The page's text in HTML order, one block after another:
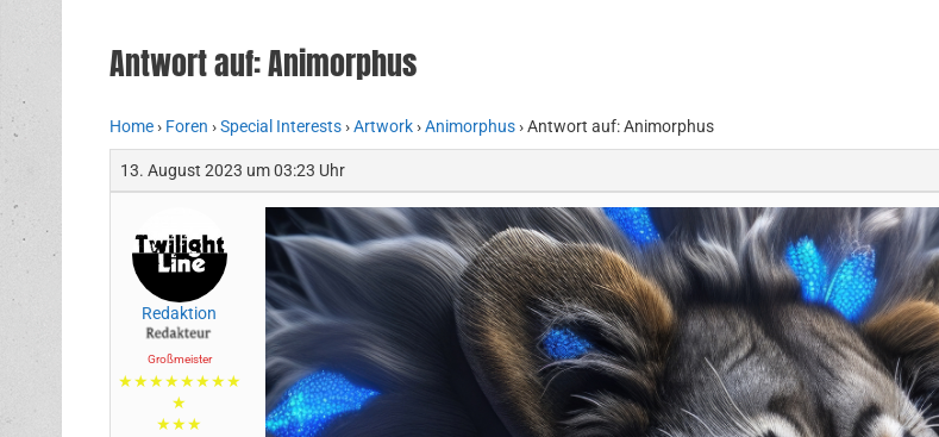
Antwort auf: Animorphus
Home› Foren ›Special Interests›Artwork›Animorphus›Antwort auf: Animorphus
13. August 2023 um 03:23 Uhr
Redaktion
Großmeister
★★★★★★★★
★
★★★